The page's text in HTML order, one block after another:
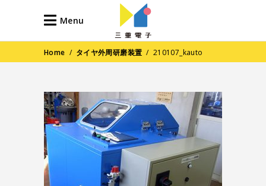
Menu
Home / タイヤ外周研磨装置 / 210107_kauto